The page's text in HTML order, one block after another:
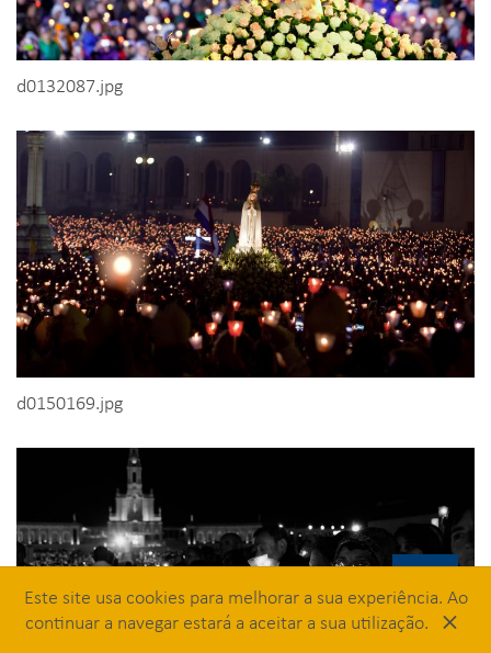
d0132087.jpg
d0150169.jpg
Este site usa cookies para melhorar a sua experiência. Ao
continuar a navegar estará a aceitar a sua utilização. ×